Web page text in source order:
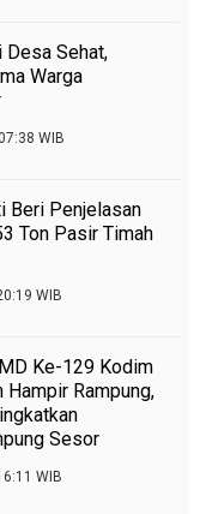
Desa Sehat,
Warga
WIB
Beri Penjelasan
Ton Pasir Timah
WIB
Ke-129 Kodim
Rampung,
Sesor
WIB